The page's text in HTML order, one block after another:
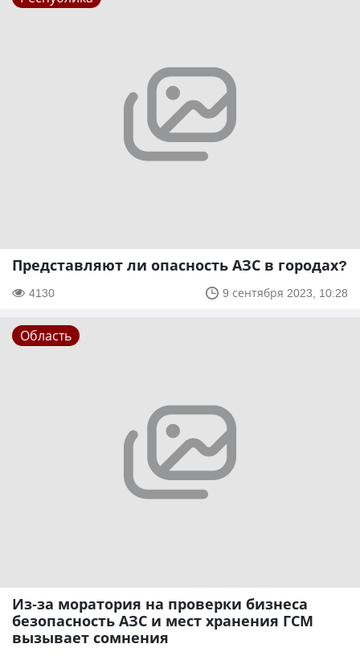
Представляют ли опасность АЗС в городах?
4130 9 сентября 2023, 10:28
Область
Из-за моратория на проверки бизнеса
безопасность АЗС и мест хранения ГСМ
вызывает сомнения